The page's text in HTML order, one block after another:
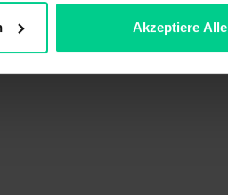
Akzeptiere Alle